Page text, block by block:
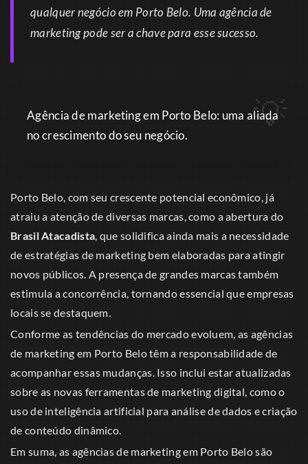
qualquer negócio em Porto Belo. Uma agência de
marketing pode ser a chave para esse sucesso.
Agência de marketing em Porto Belo: uma aliada
no crescimento do seu negócio.
Porto Belo, com seu crescente potencial econômico, já
atraiu a atenção de diversas marcas, como a abertura do
Brasil Atacadista, que solidifica ainda mais a necessidade
de estratégias de marketing bem elaboradas para atingir
novos públicos. A presença de grandes marcas também
estimula a concorrência, tornando essencial que empresas
locais se destaquem.
Conforme as tendências do mercado evoluem, as agências
de marketing em Porto Belo têm a responsabilidade de
acompanhar essas mudanças. Isso inclui estar atualizadas
sobre as novas ferramentas de marketing digital, como o
uso de inteligência artificial para análise de dados e criação
de conteúdo dinâmico.
Em suma, as agências de marketing em Porto Belo são